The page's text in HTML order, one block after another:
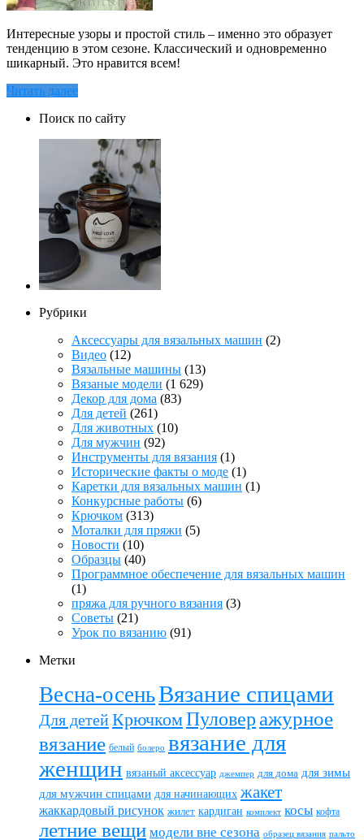
Интересные узоры и простой стиль – именно это образует
тенденцию в этом сезоне. Классический и одновременно
шикарный. Это нравится всем!
Читать далее
Поиск по сайту
Рубрики
Аксессуары для вязальных машин (2)
Видео (12)
Вязальные машины (13)
Вязаные модели (1 629)
Декор для дома (83)
Для детей (261)
Для животных (10)
Для мужчин (92)
Инструменты для вязания (1)
Исторические факты о моде (1)
Каретки для вязальных машин (1)
Конкурсные работы (6)
Крючком (313)
Моталки для пряжи (5)
Новости (10)
Образцы (40)
Программное обеспечение для вязальных машин
(1)
пряжа для ручного вязания (3)
Советы (21)
Урок по вязанию (91)
Метки
Весна-осеньВязание спицами
Для детейКрючкомПуловер ажурное
вязание белый болеро вязание для
женщин вязаный аксессуар джемпер для дома для зимы
для мужчин спицами для начинающих жакет
жаккардовый рисунок жилет кардиган комплект косы кофта
летние вещи модели вне сезона образец вязания пальто